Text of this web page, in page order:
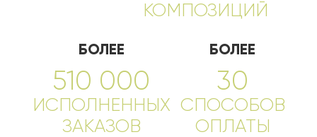
КОМПОЗИЦИЙ
БОЛЕЕ
510 000
ИСПОЛНЕННЫХ
ЗАКАЗОВ
БОЛЕЕ
30
СПОСОБОВ
ОПЛАТЫ